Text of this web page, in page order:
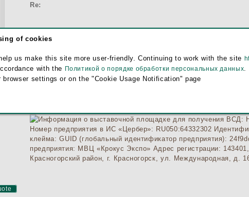
Re:
Ветврачи крайне недовольны, потому что адрес приходится
выдачи каждой справки. Перезвонились между коллегами -
неверный. Он должен содержать 8 цифр.
of cookies
us make this site more user-friendly. Continuing to work with the site
with the Политикой о порядке обработки персональных данных.
settings or on the "Cookie Usage Notification" page